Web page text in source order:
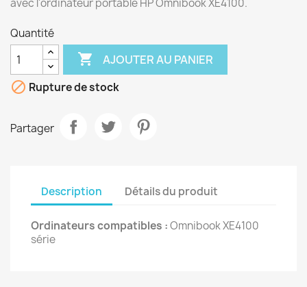
avec l'ordinateur portable HP Omnibook XE4100.
Quantité
 AJOUTER AU PANIER
 Rupture de stock
Partager
Description Détails du produit
Ordinateurs compatibles :Omnibook XE4100
série